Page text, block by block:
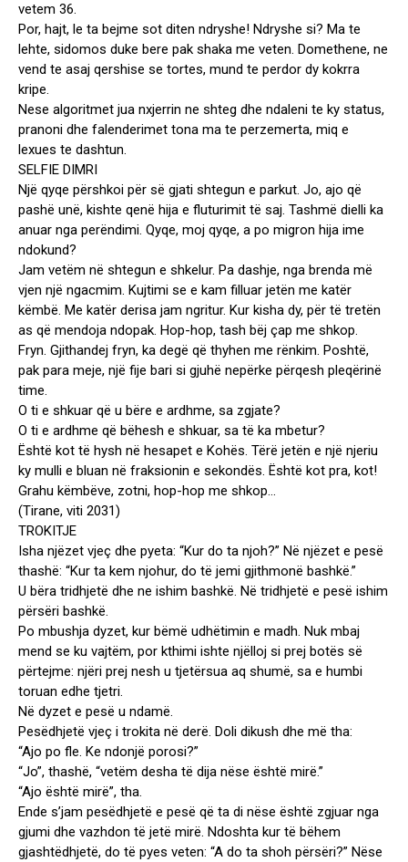
vetem 36.
Por, hajt, le ta bejme sot diten ndryshe! Ndryshe si? Ma te
lehte, sidomos duke bere pak shaka me veten. Domethene, ne
vend te asaj qershise se tortes, mund te perdor dy kokrra
kripe.
Nese algoritmet jua nxjerrin ne shteg dhe ndaleni te ky status,
pranoni dhe falenderimet tona ma te perzemerta, miq e
lexues te dashtun.
SELFIE DIMRI
Një qyqe përshkoi për së gjati shtegun e parkut. Jo, ajo që
pashë unë, kishte qenë hija e fluturimit të saj. Tashmë dielli ka
anuar nga perëndimi. Qyqe, moj qyqe, a po migron hija ime
ndokund?
Jam vetëm në shtegun e shkelur. Pa dashje, nga brenda më
vjen një ngacmim. Kujtimi se e kam filluar jetën me katër
këmbë. Me katër derisa jam ngritur. Kur kisha dy, për të tretën
as që mendoja ndopak. Hop-hop, tash bëj çap me shkop.
Fryn. Gjithandej fryn, ka degë që thyhen me rënkim. Poshtë,
pak para meje, një fije bari si gjuhë nepërke përqesh pleqërinë
time.
O ti e shkuar që u bëre e ardhme, sa zgjate?
O ti e ardhme që bëhesh e shkuar, sa të ka mbetur?
Është kot të hysh në hesapet e Kohës. Tërë jetën e një njeriu
ky mulli e bluan në fraksionin e sekondës. Është kot pra, kot!
Grahu këmbëve, zotni, hop-hop me shkop…
(Tirane, viti 2031)
TROKITJE
Isha njëzet vjeç dhe pyeta: “Kur do ta njoh?” Në njëzet e pesë
thashë: “Kur ta kem njohur, do të jemi gjithmonë bashkë.”
U bëra tridhjetë dhe ne ishim bashkë. Në tridhjetë e pesë ishim
përsëri bashkë.
Po mbushja dyzet, kur bëmë udhëtimin e madh. Nuk mbaj
mend se ku vajtëm, por kthimi ishte njëlloj si prej botës së
përtejme: njëri prej nesh u tjetërsua aq shumë, sa e humbi
toruan edhe tjetri.
Në dyzet e pesë u ndamë.
Pesëdhjetë vjeç i trokita në derë. Doli dikush dhe më tha:
“Ajo po fle. Ke ndonjë porosi?”
“Jo”, thashë, “vetëm desha të dija nëse është mirë.”
“Ajo është mirë”, tha.
Ende s’jam pesëdhjetë e pesë që ta di nëse është zgjuar nga
gjumi dhe vazhdon të jetë mirë. Ndoshta kur të bëhem
gjashtëdhjetë, do të pyes veten: “A do ta shoh përsëri?” Nëse